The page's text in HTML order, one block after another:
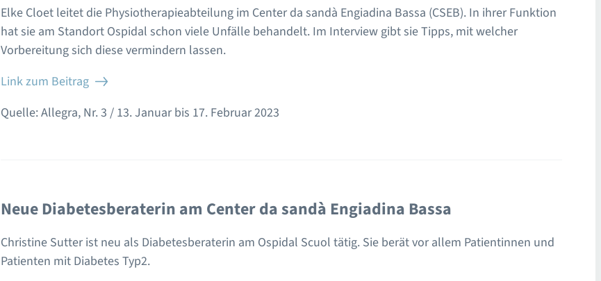
Elke Cloet leitet die Physiotherapieabteilung im Center da sandà Engiadina Bassa (CSEB). In ihrer Funktion
hat sie am Standort Ospidal schon viele Unfälle behandelt. Im Interview gibt sie Tipps, mit welcher
Vorbereitung sich diese vermindern lassen.
Link zum Beitrag
Quelle: Allegra, Nr. 3 / 13. Januar bis 17. Februar 2023
Neue Diabetesberaterin am Center da sandà Engiadina Bassa
Christine Sutter ist neu als Diabetesberaterin am Ospidal Scuol tätig. Sie berät vor allem Patientinnen und
Patienten mit Diabetes Typ2.